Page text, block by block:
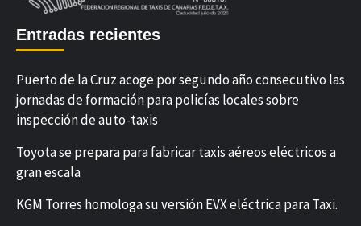
Entradas recientes
Puerto de la Cruz acoge por segundo año consecutivo las
jornadas de formación para policías locales sobre
inspección de auto-taxis
Toyota se prepara para fabricar taxis aéreos eléctricos a
gran escala
KGM Torres homologa su versión EVX eléctrica para Taxi.